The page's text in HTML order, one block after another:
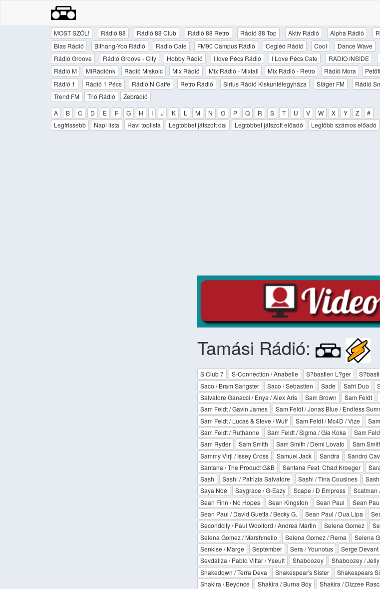
MOST SZÓL! Rádió 88 Rádió 88 Club Rádió 88 Retro Rádió 88 Top Aktív Rádió Alpha Rádió
Bias Rádió
Bithang-Yoo Rádió Radio Cafe FM90 Campus Rádió Cegléd Rádió Cool Dance Wave
Rádió Groove
Rádió Groove - City Hobby Rádió I love Pécs Rádió I Love Pécs Cafe RADIO INSIDE
Rádió M
MiRádiónk Rádió Miskolc Mix Rádió Mix Rádió - Mixfall Mix Rádió - Retro Rádió Mora
Rádió 1
Rádió 1 Pécs Rádió N Caffe Retro Rádió Sirius Rádió Kiskunfélegyháza Sláger FM Rádió
Trend FM
Trió Rádió
Zebrádió
A
B C D E F G H I J K L M N O P Q R S T U V W X Y Z
#
Legfrissebb
Napi lista Havi toplista Legtöbbet játszott dal Legtöbbet játszott előadó Legtöbb számos előadó
Tamási Rádió:
S Club 7 S-Connection / Anabelle S?bastien L?ger
Saco / Bram Sangster
Saco / Sebastien Sade Safri Duo
Salvatore Ganacci / Enya / Alex Aris
Sam Brown Sam Feldt
Sam Feldt / Gavin James
Sam Feldt / Jonas Blue / Endless
Sam Feldt / Lucas & Steve / Wulf
Sam Feldt / Mc4D / Vize
Sam Feldt / Ruthanne
Sam Feldt / Sigma / Gia Koka Sam
Sam Ryder
Sam Smith Sam Smith / Demi Lovato Sam
Sammy Virji / Issey Cross
Samuel Jack Sandra Sandro
Santana / The Product G&B
Santana Feat. Chad Kroeger
Sash
Sash! / Patrizia Salvatore Sash! / Tina Cousines
Saya Noé
Saygrace / G-Eazy Scape / D Empress Scatman
Sean Finn / No Hopes
Sean Kingston Sean Paul Sean
Sean Paul / David Guetta / Becky G.
Sean Paul / Dua Lipa
Secondcity / Paul Woolford / Andrea Martin
Selena Gomez
Selena Gomez / Marshmello
Selena Gomez / Rema Selena
Senkise / Marge
September Sera / Younotus Serge
Sevdaliza / Pablo Vittar / Yseult
Shaboozey Shaboozey /
Shakedown / Terra Deva
Shakespear's Sister Shakespears
Shakira / Beyonce
Shakira / Burna Boy Shakira / Dizzee